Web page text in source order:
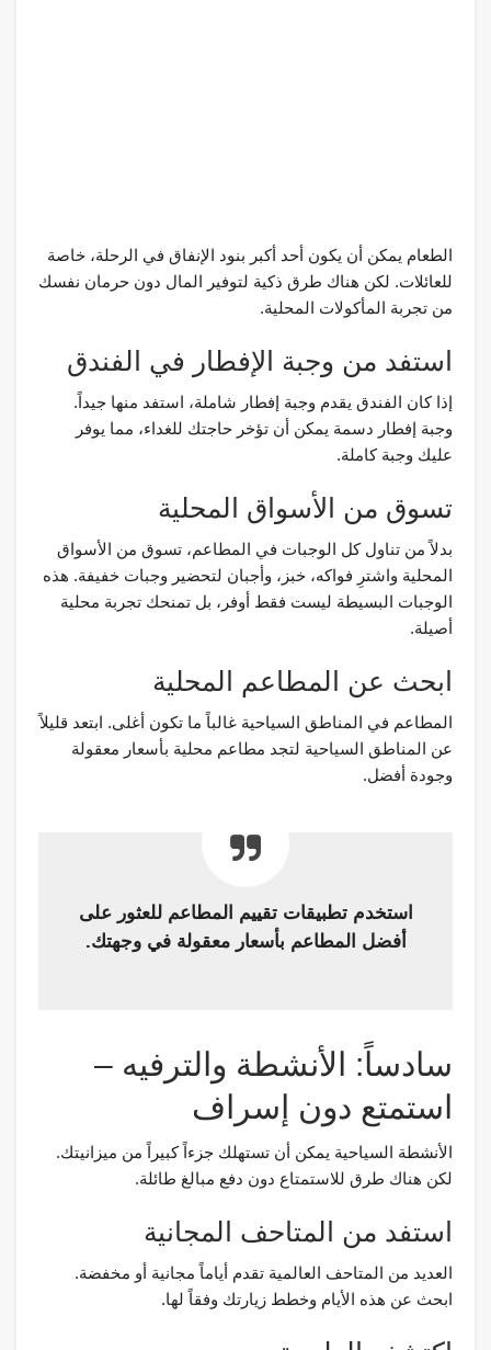
الطعام يمكن أن يكون أحد أكبر بنود الإنفاق في الرحلة، خاصة
للعائلات. لكن هناك طرق ذكية لتوفير المال دون حرمان نفسك
من تجربة المأكولات المحلية.
استفد من وجبة الإفطار في الفندق
إذا كان الفندق يقدم وجبة إفطار شاملة، استفد منها جيداً.
وجبة إفطار دسمة يمكن أن تؤخر حاجتك للغداء، مما يوفر
عليك وجبة كاملة.
تسوق من الأسواق المحلية
بدلاً من تناول كل الوجبات في المطاعم، تسوق من الأسواق
المحلية واشترِ فواكه، خبز، وأجبان لتحضير وجبات خفيفة. هذه
الوجبات البسيطة ليست فقط أوفر، بل تمنحك تجربة محلية
أصيلة.
ابحث عن المطاعم المحلية
المطاعم في المناطق السياحية غالباً ما تكون أغلى. ابتعد قليلاً
عن المناطق السياحية لتجد مطاعم محلية بأسعار معقولة
وجودة أفضل.
استخدم تطبيقات تقييم المطاعم للعثور على
أفضل المطاعم بأسعار معقولة في وجهتك.
سادساً: الأنشطة والترفيه –
استمتع دون إسراف
الأنشطة السياحية يمكن أن تستهلك جزءاً كبيراً من ميزانيتك.
لكن هناك طرق للاستمتاع دون دفع مبالغ طائلة.
استفد من المتاحف المجانية
العديد من المتاحف العالمية تقدم أياماً مجانية أو مخفضة.
ابحث عن هذه الأيام وخطط زيارتك وفقاً لها.